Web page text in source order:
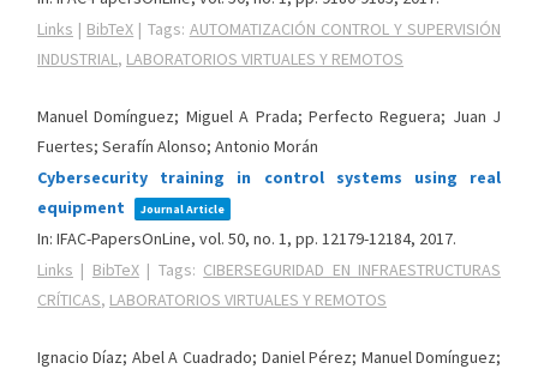
Links | BibTeX | Tags: AUTOMATIZACIÓN CONTROL Y SUPERVISIÓN
INDUSTRIAL, LABORATORIOS VIRTUALES Y REMOTOS
Manuel Domínguez; Miguel A Prada; Perfecto Reguera; Juan J
Fuertes; Serafín Alonso; Antonio Morán
Cybersecurity training in control systems using real
equipment
Journal Article
In: IFAC-PapersOnLine, vol. 50, no. 1, pp. 12179-12184, 2017.
Links | BibTeX| Tags: CIBERSEGURIDAD EN INFRAESTRUCTURAS
CRÍTICAS, LABORATORIOS VIRTUALES Y REMOTOS
Ignacio Díaz; Abel A Cuadrado; Daniel Pérez; Manuel Domínguez;